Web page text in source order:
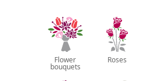
Flower
bouquets
Roses